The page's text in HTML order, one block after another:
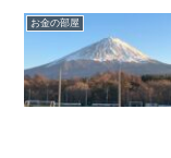
お金の部屋